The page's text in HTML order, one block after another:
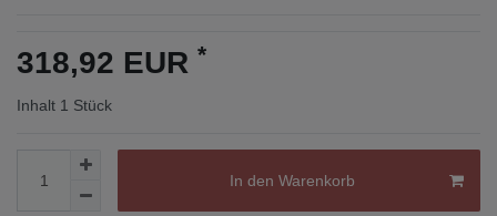
318,92 EUR *
Inhalt 1 Stück
In den Warenkorb